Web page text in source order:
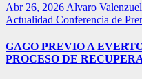
Abr 26, 2026 Alvaro
Actualidad Conferencia de
GAGO PREVIO A
PROCESO DE